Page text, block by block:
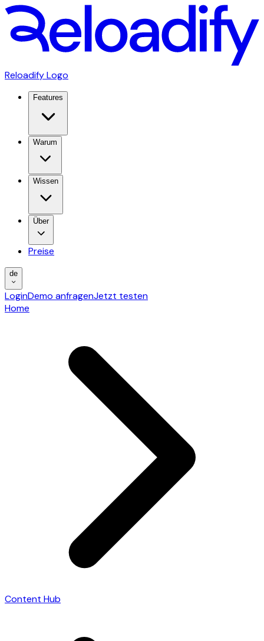
Reloadify Logo
Features
Warum
Wissen
Über
Preise
de
LoginDemo anfragenJetzt testen
Home
Content Hub